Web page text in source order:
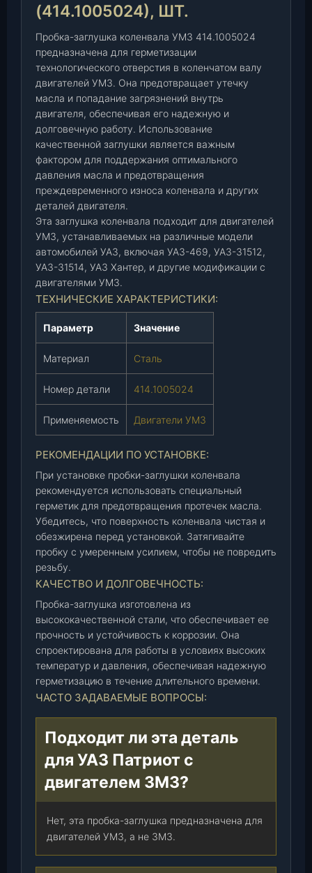
к
а
к
о
л
е
н
в
а
л
а
(
У
М
З
)
(
4
5
2
4
ш
(414.1005024), ШТ.
Пробка-заглушка коленвала УМЗ 414.1005024
предназначена для герметизации
технологического отверстия в коленчатом валу
двигателей УМЗ. Она предотвращает утечку
масла и попадание загрязнений внутрь
двигателя, обеспечивая его надежную и
долговечную работу. Использование
качественной заглушки является важным
фактором для поддержания оптимального
давления масла и предотвращения
преждевременного износа коленвала и других
деталей двигателя.
Эта заглушка коленвала подходит для двигателей
УМЗ, устанавливаемых на различные модели
автомобилей УАЗ, включая УАЗ-469, УАЗ-31512,
УАЗ-31514, УАЗ Хантер, и другие модификации с
двигателями УМЗ.
ТЕХНИЧЕСКИЕ ХАРАКТЕРИСТИКИ:
Параметр Значение
Материал Сталь
Номер детали 414.1005024
Применяемость Двигатели УМЗ
РЕКОМЕНДАЦИИ ПО УСТАНОВКЕ:
При установке пробки-заглушки коленвала
рекомендуется использовать специальный
герметик для предотвращения протечек масла.
Убедитесь, что поверхность коленвала чистая и
обезжирена перед установкой. Затягивайте
пробку с умеренным усилием, чтобы не повредить
резьбу.
КАЧЕСТВО И ДОЛГОВЕЧНОСТЬ:
Пробка-заглушка изготовлена из
высококачественной стали, что обеспечивает ее
прочность и устойчивость к коррозии. Она
спроектирована для работы в условиях высоких
температур и давления, обеспечивая надежную
герметизацию в течение длительного времени.
ЧАСТО ЗАДАВАЕМЫЕ ВОПРОСЫ:
Подходит ли эта деталь
для УАЗ Патриот с
двигателем ЗМЗ?
Нет, эта пробка-заглушка предназначена для
двигателей УМЗ, а не ЗМЗ.